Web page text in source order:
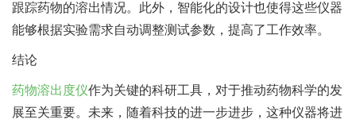
跟踪药物的溶出情况。此外，智能化的设计也使得这些仪器
能够根据实验需求自动调整测试参数，提高了工作效率。
结论
药物溶出度仪作为关键的科研工具，对于推动药物科学的发
展至关重要。未来，随着科技的进一步进步，这种仪器将进